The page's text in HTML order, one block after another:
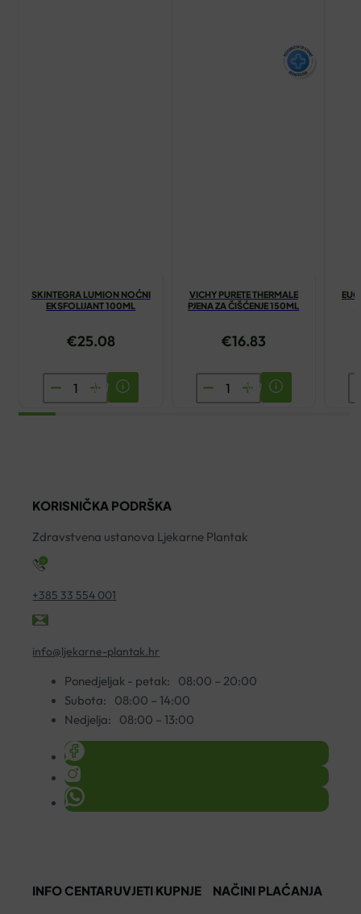
SKINTEGRA LUMION NOĆNI
EKSFOLIJANT 100ML
€25.08
SKINTEGRA
LUMION
VICHY PURETE THERMALE
PJENA ZA ČIŠĆENJE 150ML
€16.83
VICHY
PURETE
količina
KORISNIČKA PODRŠKA
Zdravstvena ustanova Ljekarne Plantak
+385 33 554 001
info@ljekarne-plantak.hr
Ponedjeljak - petak:
08:00 – 20:00
Subota:
08:00 – 14:00
Nedjelja:
08:00 – 13:00
INFO CENTARUVJETI KUPNJE NAČINI PLAĆANJA